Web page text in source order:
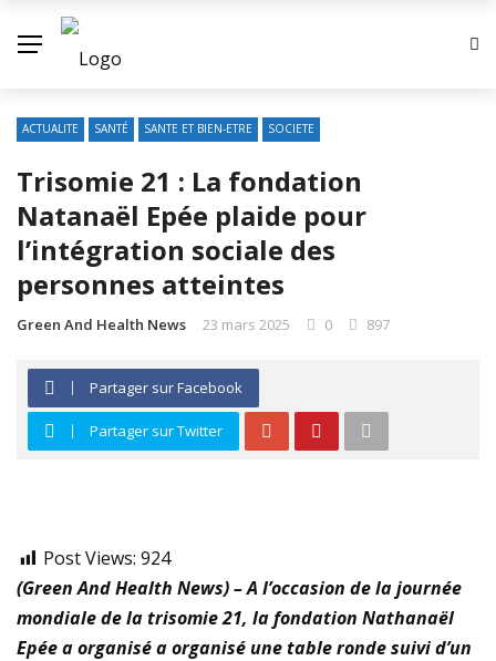
ACTUALITE SANTÉ SANTE ET BIEN-ETRE SOCIETE
Trisomie 21 : La fondation
Natanaël Epée plaide pour
l’intégration sociale des
personnes atteintes
Green And Health News 23 mars 2025 0 897
Partager sur Facebook
Partager sur Twitter
Post Views: 924
(Green And Health News) – A l’occasion de la journée
mondiale de la trisomie 21, la fondation Nathanaël
Epée a organisé a organisé une table ronde suivi d’un